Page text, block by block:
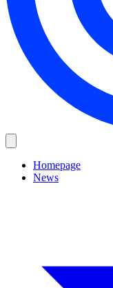
Homepage
News